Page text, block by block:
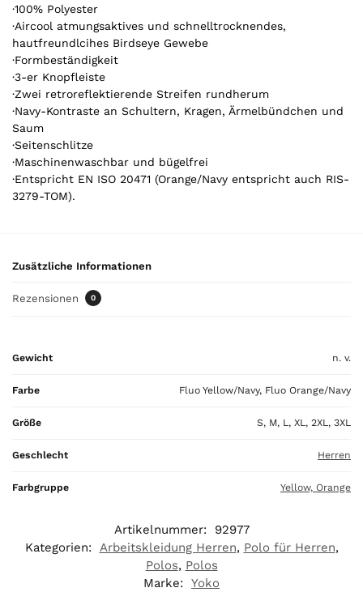
t
i
k
e
l
.
Y
o
u
r
t
o
s
0
·100% Polyester
·Aircool atmungsaktives und schnelltrocknendes,
hautfreundlcihes Birdseye Gewebe
·Formbeständigkeit
·3-er Knopfleiste
·Zwei retroreflektierende Streifen rundherum
·Navy-Kontraste an Schultern, Kragen, Ärmelbündchen und
Saum
·Seitenschlitze
·Maschinenwaschbar und bügelfrei
·Entspricht EN ISO 20471 (Orange/Navy entspricht auch RIS-
3279-TOM).
Zusätzliche Informationen
Rezensionen 0
Gewicht n. v.
Farbe Fluo Yellow/Navy, Fluo Orange/Navy
Größe S, M, L, XL, 2XL, 3XL
Geschlecht Herren
Farbgruppe Yellow, Orange
Artikelnummer:
92977
Kategorien: Arbeitskleidung Herren, Polo für Herren,
Polos, Polos
Marke: Yoko